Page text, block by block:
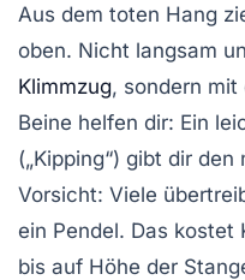
Aus dem toten Hang
oben. Nicht langsam
Klimmzug, sondern mit
Beine helfen dir: Ein
(„Kipping“) gibt dir
Vorsicht: Viele
ein Pendel. Das kostet
bis auf Höhe der